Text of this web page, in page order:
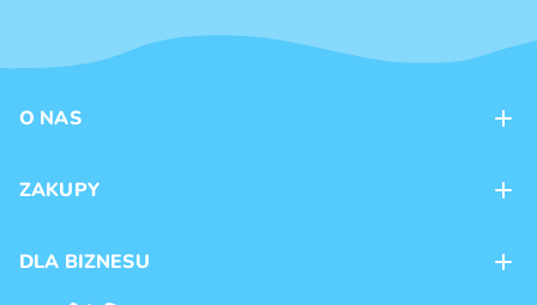
O NAS
Sklepy
ZAKUPY
Dostawa
DLA BIZNESU